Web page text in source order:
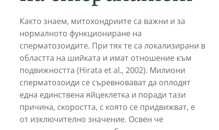
Както знаем, митохондриите са важни и за
нормалното функциониране на
сперматозоидите. При тях те са локализирани в
областта на шийката и имат отношение към
подвижността (Hirata et al., 2002). Милиони
сперматозоиди се съревновават да оплодят
една единствена яйцеклетка и поради тази
причина, скоростта, с която се придвижват, е
от изключително значение. Освен че